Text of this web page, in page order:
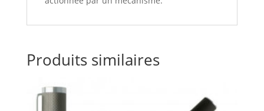
Produits similaires